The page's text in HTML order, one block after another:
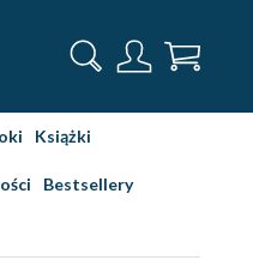
Książki
Bestsellery